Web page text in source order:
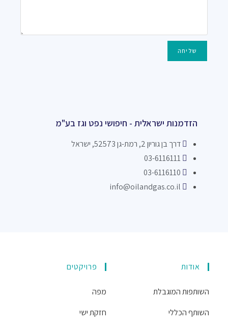
שליחה
הזדמנות ישראלית - חיפושי נפט וגז בע"מ
דרך בן גוריון 2, רמת-גן 52573, ישראל
03-6116111
03-6116110
info@oilandgas.co.il
אודות
השותפות המוגבלת
השותף הכללי
פרויקטים
מפה
חזקת ישי